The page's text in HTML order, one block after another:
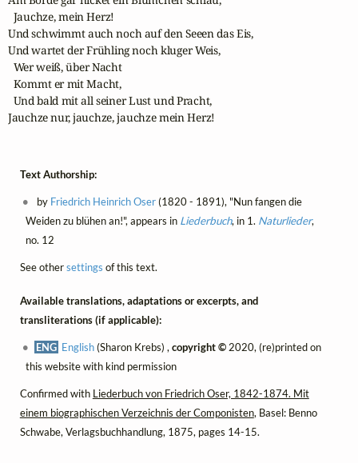
  Jauchze, mein Herz!
Und schwimmt auch noch auf den Seeen das Eis,
Und wartet der Frühling noch kluger Weis,
  Wer weiß, über Nacht
  Kommt er mit Macht,
  Und bald mit all seiner Lust und Pracht,
Jauchze nur, jauchze, jauchze mein Herz!
Text Authorship:
by Friedrich Heinrich Oser(1820 - 1891), "Nun fangen die
Weiden zu blühen an!", appears in Liederbuch, in 1. Naturlieder,
no. 12
See othersettings of this text.
Available translations, adaptations or excerpts, and
transliterations (if applicable):
ENG English(Sharon Krebs) ,copyright © 2020, (re)printed on
this website with kind permission
Confirmed with Liederbuch von Friedrich Oser, 1842-1874. Mit
einem biographischen Verzeichnis der Componisten, Basel: Benno
Schwabe, Verlagsbuchhandlung, 1875, pages 14-15.